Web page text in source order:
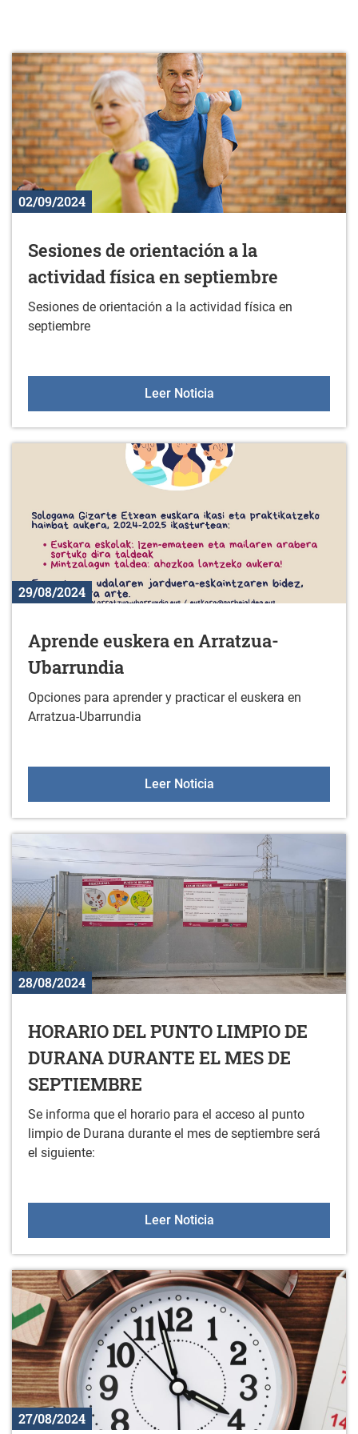
02/09/2024
Sesiones de orientación a la
actividad física en septiembre
Sesiones de orientación a la actividad física en
septiembre
Leer NoticiaSesiones de orientación
29/08/2024
Aprende euskera en Arratzua-
Ubarrundia
Opciones para aprender y practicar el euskera en
Arratzua-Ubarrundia
Leer NoticiaAprende euskera en
28/08/2024
HORARIO DEL PUNTO LIMPIO DE
DURANA DURANTE EL MES DE
SEPTIEMBRE
Se informa que el horario para el acceso al punto
limpio de Durana durante el mes de septiembre será
el siguiente:
Leer NoticiaHORARIO DEL PUNTO
27/08/2024